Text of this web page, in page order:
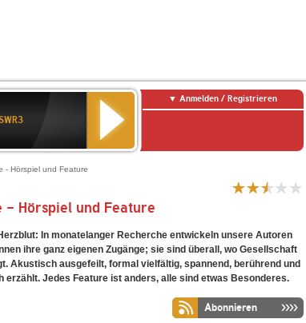
Anmelden / Registrieren
- Hörspiel und Feature
- Hörspiel und Feature
In monatelanger Recherche entwickeln unsere Autoren
ihre ganz eigenen Zugänge; sie sind überall, wo Gesellschaft
Akustisch ausgefeilt, formal vielfältig, spannend, berührend und
erzählt. Jedes Feature ist anders, alle sind etwas Besonderes.
Abonnieren